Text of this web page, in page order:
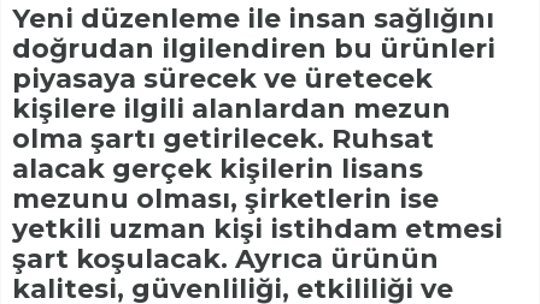
Yeni düzenleme ile insan sağlığını
doğrudan ilgilendiren bu ürünleri
piyasaya sürecek ve üretecek
kişilere ilgili alanlardan mezun
olma şartı getirilecek. Ruhsat
alacak gerçek kişilerin lisans
mezunu olması, şirketlerin ise
yetkili uzman kişi istihdam etmesi
şart koşulacak. Ayrıca ürünün
kalitesi, güvenliliği, etkililiği ve